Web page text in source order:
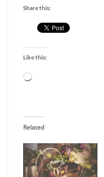
Share this:
Like this:
Related